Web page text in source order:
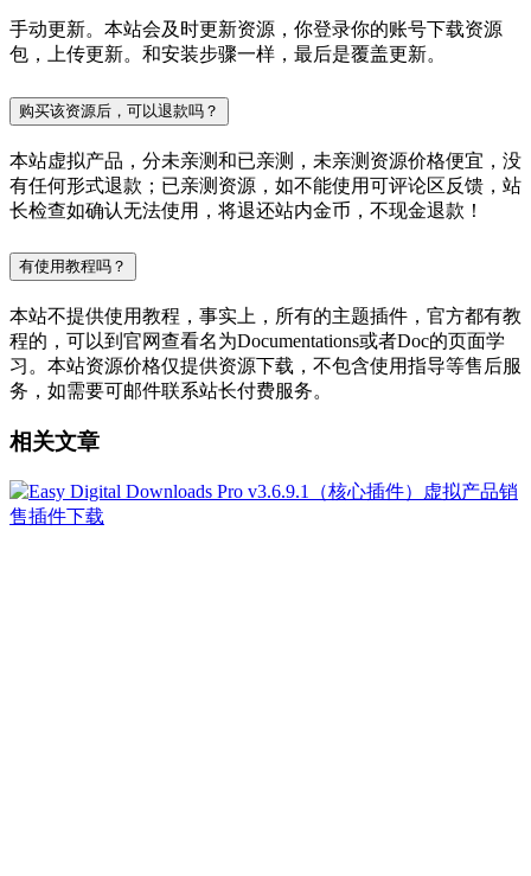
手动更新。本站会及时更新资源，你登录你的账号下载资源
包，上传更新。和安装步骤一样，最后是覆盖更新。
购买该资源后，可以退款吗？
本站虚拟产品，分未亲测和已亲测，未亲测资源价格便宜，没
有任何形式退款；已亲测资源，如不能使用可评论区反馈，站
长检查如确认无法使用，将退还站内金币，不现金退款！
有使用教程吗？
本站不提供使用教程，事实上，所有的主题插件，官方都有教
程的，可以到官网查看名为Documentations或者Doc的页面学
习。本站资源价格仅提供资源下载，不包含使用指导等售后服
务，如需要可邮件联系站长付费服务。
相关文章